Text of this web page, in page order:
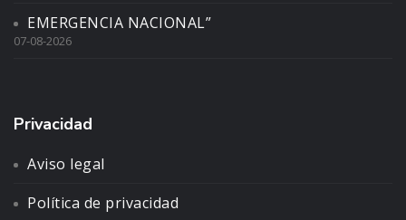
EMERGENCIA NACIONAL”
07-08-2026
Privacidad
Aviso legal
Política de privacidad